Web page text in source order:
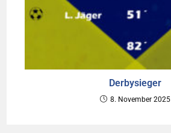
Derbysieger
8. November 2025